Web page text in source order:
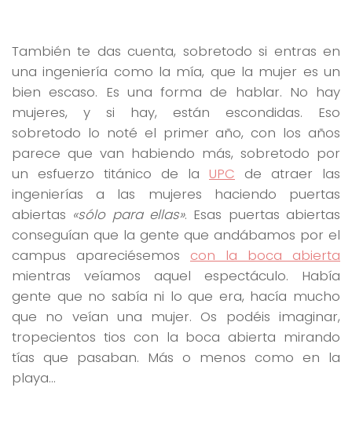
También te das cuenta, sobretodo si entras en
una ingeniería como la mía, que la mujer es un
bien escaso. Es una forma de hablar. No hay
mujeres, y si hay, están escondidas. Eso
sobretodo lo noté el primer año, con los años
parece que van habiendo más, sobretodo por
un esfuerzo titánico de la UPC de atraer las
ingenierías a las mujeres haciendo puertas
abiertas «sólo para ellas». Esas puertas abiertas
conseguían que la gente que andábamos por el
campus apareciésemos con la boca abierta
mientras veíamos aquel espectáculo. Había
gente que no sabía ni lo que era, hacía mucho
que no veían una mujer. Os podéis imaginar,
tropecientos tios con la boca abierta mirando
tías que pasaban. Más o menos como en la
playa…